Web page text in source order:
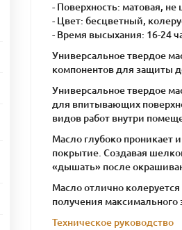
- Поверхность: матовая,
- Цвет: бесцветный,
- Время высыхания: 16-24
Универсальное твердое
компонентов для защиты
Универсальное твердое
для впитывающих
видов работ внутри
Масло глубоко проникает
покрытие. Создавая
«дышать» после
Масло отлично
получения
Техническое руководство